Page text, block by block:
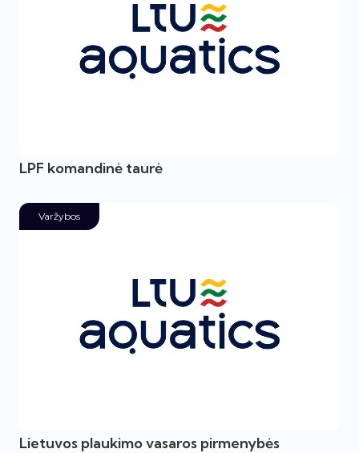
LPF komandinė taurė
Varžybos
Lietuvos plaukimo vasaros pirmenybės